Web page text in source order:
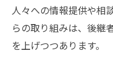
人々への情報提供や相
らの取り組みは、後継
を上げつつあります。